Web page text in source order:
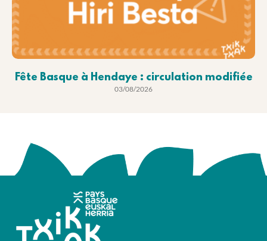
Fête Basque à Hendaye : circulation modifiée
03/08/2026